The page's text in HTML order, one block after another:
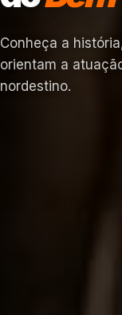
Conheça a
orientam a
nordestino.